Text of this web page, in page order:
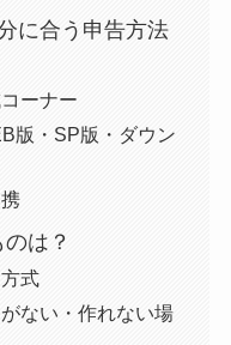
に合う申告方法
ーナー
版・SP版・ダウン
は？
式
ない・作れない場